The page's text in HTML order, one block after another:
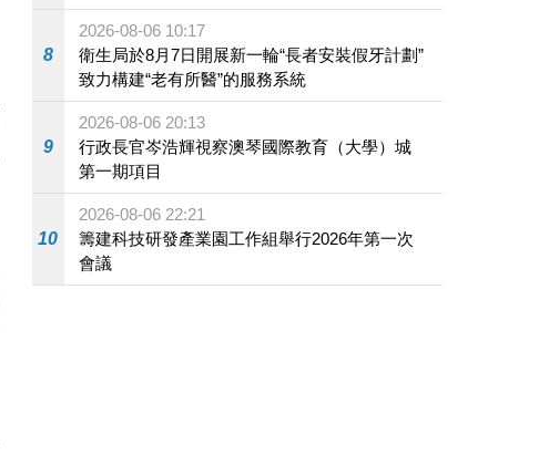
8
2026-08-06 10:17
衛生局於8月7日開展新一輪“長者安裝假牙計劃”
致力構建“老有所醫”的服務系統
9
2026-08-06 20:13
行政長官岑浩輝視察澳琴國際教育（大學）城
第一期項目
10
2026-08-06 22:21
籌建科技研發產業園工作組舉行2026年第一次
會議